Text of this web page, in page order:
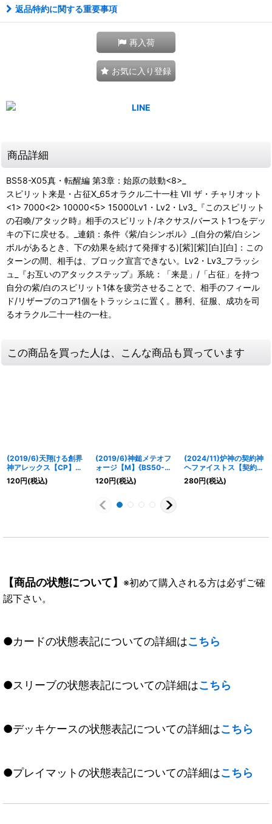
返品特約に関する重要事項
再入荷
お気に入り登録
商品詳細
BS58-X05真・転醒編 第3章：始原の鼓動<8>_
スピリット来是・占征X_65オラクル二十一柱 VII ザ・チャリオット
<1> 7000<2> 10000<5> 15000Lv1・Lv2・Lv3_『このスピリット
の召喚/アタック時』相手のスピリット/ネクサス/バースト1つをデッ
キの下に戻せる。_連鎖：条件《紫/白シンボル》_(自分の紫/白シン
ボルがあるとき、下の効果を続けて発揮する)[紫][紫][白][白]：この
ターンの間、相手は、ブロック宣言できない。Lv2・Lv3_フラッシ
ュ_『お互いのアタックステップ』系統：「来是」/「占征」を持つ
自分の紫/白のスピリット1体を疲労させることで、相手のフィール
ド/リザーブのコア1個をトラッシュに置く。勝利、征服、成功を司
るオラクル二十一柱の一柱。
この商品を買った人は、こんな商品も買っています
(2019/6)天翔ける創界
神アレックス【CP】
{BS50-CP01}《多》
120円(税込)
(2019/6)神鎚メテオフ
ォージ【M】{BS50-
080}《青》
120円(税込)
(2024/11)炉神の契約神
ヘファイストス【契約
X】{BSC44-CX05}
《青》
280円(税込)
【商品の状態について】 ※初めて購入される方は必ずご確
認下さい。
●カードの状態表記についての詳細はこちら
●スリーブの状態表記についての詳細はこちら
●デッキケースの状態表記についての詳細はこちら
●プレイマットの状態表記についての詳細はこちら